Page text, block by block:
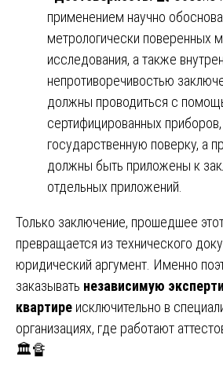
применением научно
метрологически поверенных
исследования, а также
непротиворечивостью
должны проводиться с
сертифицированных
государственную поверку, а
должны быть приложены к
отдельных приложений.
Только заключение, прошедшее
превращается из технического
юридический аргумент. Именно
заказывать независимую
квартире исключительно в
организациях, где работают
🏛️🔏